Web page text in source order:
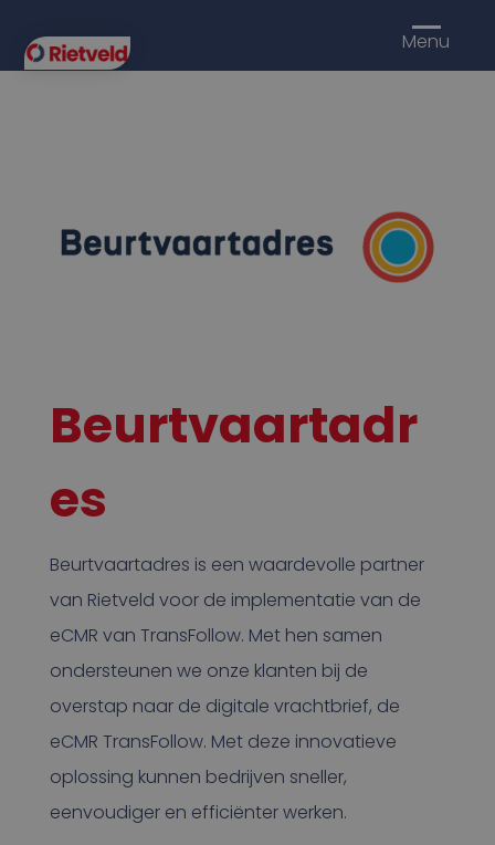
Menu
Beurtvaartadr
es
Beurtvaartadres is een waardevolle partner
van Rietveld voor de implementatie van de
eCMR van TransFollow. Met hen samen
ondersteunen we onze klanten bij de
overstap naar de digitale vrachtbrief, de
eCMR TransFollow. Met deze innovatieve
oplossing kunnen bedrijven sneller,
eenvoudiger en efficiënter werken.